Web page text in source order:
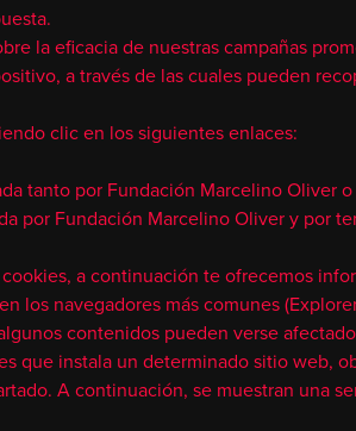
la eficacia de nuestras campañas
a través de las cuales pueden
clic en los siguientes enlaces:
tanto por Fundación Marcelino Oliver
por Fundación Marcelino Oliver y por
a continuación te ofrecemos
los navegadores más comunes
contenidos pueden verse
que instala un determinado sitio web,
A continuación, se muestran una